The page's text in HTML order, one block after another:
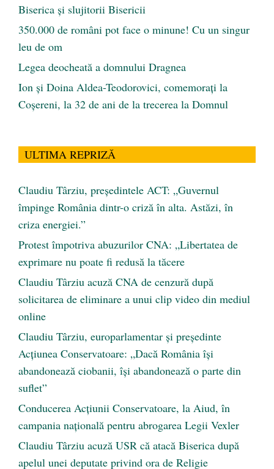
Biserica și slujitorii Bisericii
350.000 de români pot face o minune! Cu un singur
leu de om
Legea deocheată a domnului Dragnea
Ion și Doina Aldea-Teodorovici, comemorați la
Coșereni, la 32 de ani de la trecerea la Domnul
ULTIMA REPRIZĂ
Claudiu Târziu, președintele ACT: „Guvernul
împinge România dintr-o criză în alta. Astăzi, în
criza energiei.”
Protest împotriva abuzurilor CNA: „Libertatea de
exprimare nu poate fi redusă la tăcere
Claudiu Târziu acuză CNA de cenzură după
solicitarea de eliminare a unui clip video din mediul
online
Claudiu Târziu, europarlamentar și președinte
Acțiunea Conservatoare: „Dacă România își
abandonează ciobanii, își abandonează o parte din
suflet”
Conducerea Acțiunii Conservatoare, la Aiud, în
campania națională pentru abrogarea Legii Vexler
Claudiu Târziu acuză USR că atacă Biserica după
apelul unei deputate privind ora de Religie